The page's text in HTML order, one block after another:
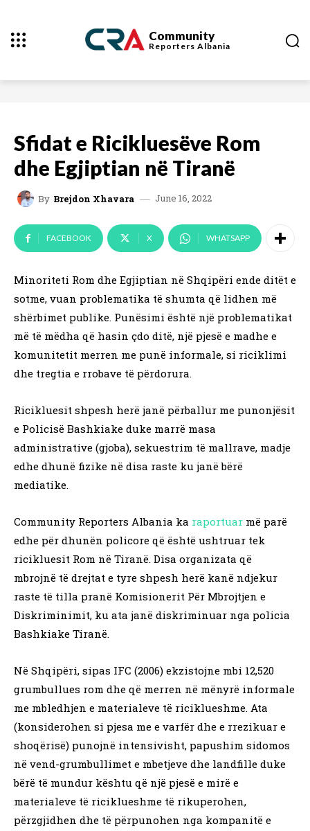
Community
Reporters Albania
Sfidat e Ricikluesëve Rom
dhe Egjiptian në Tiranë
By Brejdon Xhavara June 16, 2022
FACEBOOK X WHATSAPP
Minoriteti Rom dhe Egjiptian në Shqipëri ende ditët e
sotme, vuan problematika të shumta që lidhen më
shërbimet publike. Punësimi është një problematikat
më të mëdha që hasin çdo ditë, një pjesë e madhe e
komunitetit merren me punë informale, si riciklimi
dhe tregtia e rrobave të përdorura.
Ricikluesit shpesh herë janë përballur me punonjësit
e Policisë Bashkiake duke marrë masa
administrative (gjoba), sekuestrim të mallrave, madje
edhe dhunë fizike në disa raste ku janë bërë
mediatike.
Community Reporters Albania ka raportuar më parë
edhe për dhunën policore që është ushtruar tek
ricikluesit Rom në Tiranë. Disa organizata që
mbrojnë të drejtat e tyre shpesh herë kanë ndjekur
raste të tilla pranë Komisionerit Për Mbrojtjen e
Diskriminimit, ku ata janë diskriminuar nga policia
Bashkiake Tiranë.
Në Shqipëri, sipas IFC (2006) ekzistojne mbi 12,520
grumbullues rom dhe që merren në mënyrë informale
me mbledhjen e materialeve të riciklueshme. Ata
(konsiderohen si pjesa me e varfër dhe e rrezikuar e
shoqërisë) punojnë intensivisht, papushim sidomos
në vend-grumbullimet e mbetjeve dhe landfille duke
bërë të mundur kështu që një pjesë e mirë e
materialeve të riciklueshme të rikuperohen,
përzgjidhen dhe të përpunohen nga kompanitë e